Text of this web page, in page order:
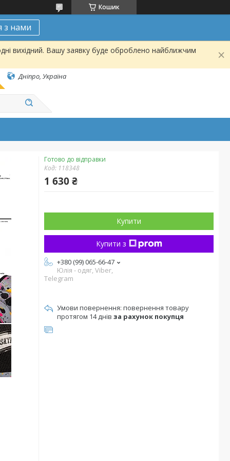
Кошик
з нами
вихідний. Вашу заявку буде оброблено найближчим
Дніпро, Україна
Готово до відправки
Код: 118348
1 630 ₴
Купити
Купити з
+380 (99) 065-66-47
Юлія - одяг, Viber,
Telegram
повернення товару
протягом 14 днів за рахунок покупця